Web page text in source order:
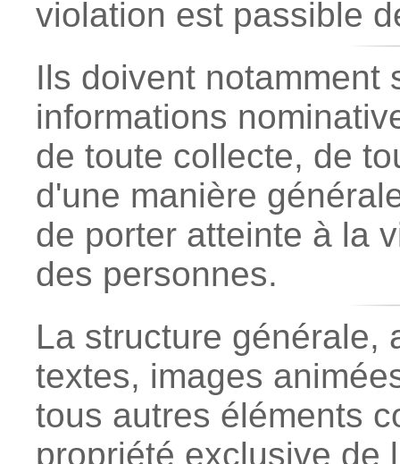
violation est passible
Ils doivent notamment
informations
de toute collecte, de
d'une manière
de porter atteinte à la
des personnes.
La structure générale,
textes, images
tous autres éléments
propriété exclusive de